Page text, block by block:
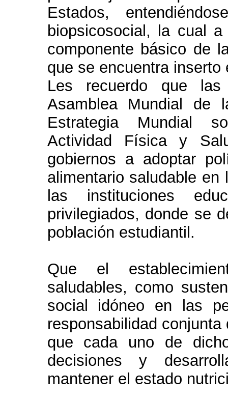
Estados,
biopsicosocial, la cual
componente básico de
que se encuentra
Les recuerdo que las
Asamblea Mundial
Estrategia Mundial
Actividad Física y
gobiernos a adoptar
alimentario saludable
las instituciones
privilegiados, donde se
población estudiantil.
Que el
saludables, como
social idóneo en las
responsabilidad
que cada uno de
decisiones y
mantener el estado